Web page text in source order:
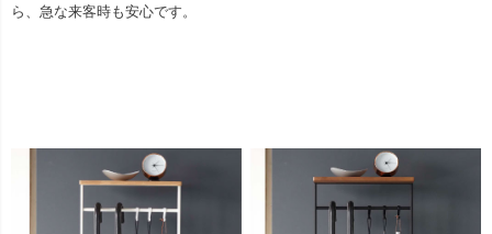
ら、急な来客時も安心です。